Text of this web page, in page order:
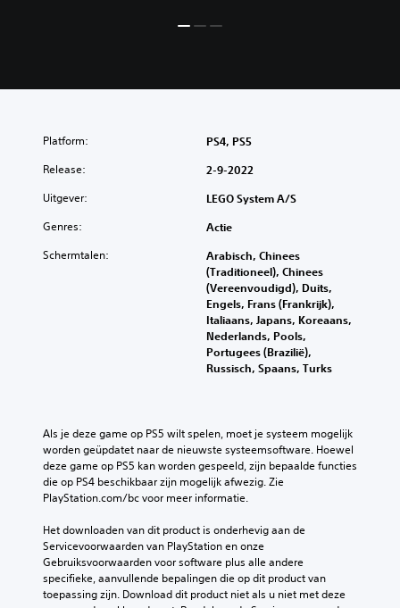
Platform: PS4, PS5
Release: 2-9-2022
Uitgever: LEGO System A/S
Genres: Actie
Schermtalen:
Arabisch, Chinees
(Traditioneel), Chinees
(Vereenvoudigd), Duits,
Engels, Frans (Frankrijk),
Italiaans, Japans, Koreaans,
Nederlands, Pools,
Portugees (Brazilië),
Russisch, Spaans, Turks
Als je deze game op PS5 wilt spelen, moet je systeem mogelijk
worden geüpdatet naar de nieuwste systeemsoftware. Hoewel
deze game op PS5 kan worden gespeeld, zijn bepaalde functies
die op PS4 beschikbaar zijn mogelijk afwezig. Zie
PlayStation.com/bc voor meer informatie.
Het downloaden van dit product is onderhevig aan de
Servicevoorwaarden van PlayStation en onze
Gebruiksvoorwaarden voor software plus alle andere
specifieke, aanvullende bepalingen die op dit product van
toepassing zijn. Download dit product niet als u niet met deze